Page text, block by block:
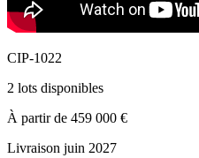
CIP-1022
2 lots disponibles
À partir de 459 000 €
Livraison juin 2027